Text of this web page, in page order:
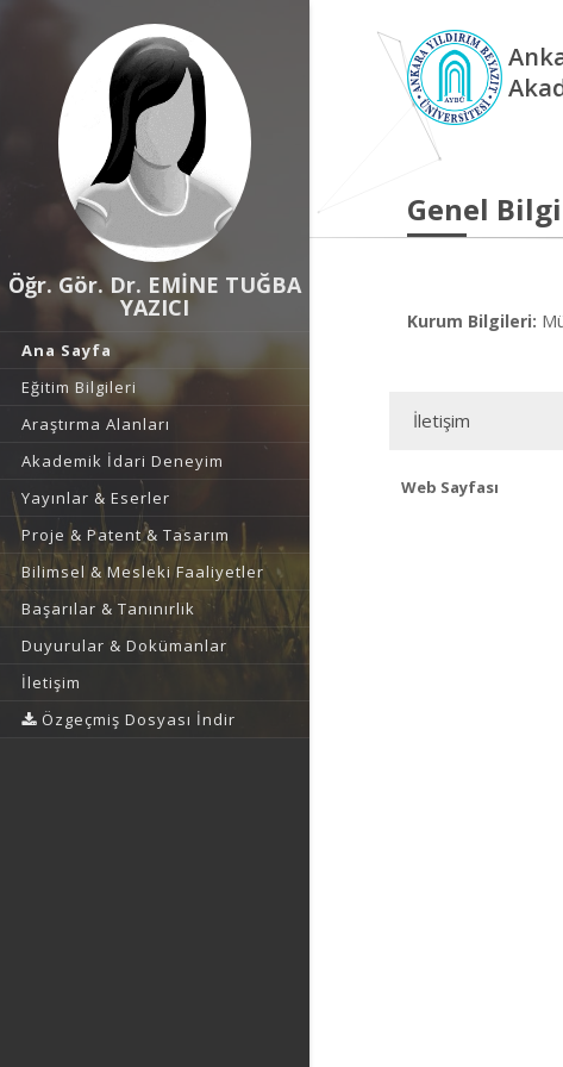
Öğr. Gör. Dr. EMİNE TUĞBA
YAZICI
Ana Sayfa
Eğitim Bilgileri
Araştırma Alanları
Akademik İdari Deneyim
Yayınlar & Eserler
Proje & Patent & Tasarım
Bilimsel & Mesleki Faaliyetler
Başarılar & Tanınırlık
Duyurular & Dokümanlar
İletişim
Özgeçmiş Dosyası İndir
Genel
Kurum Bilgileri:
İletişim
Web Sayfası